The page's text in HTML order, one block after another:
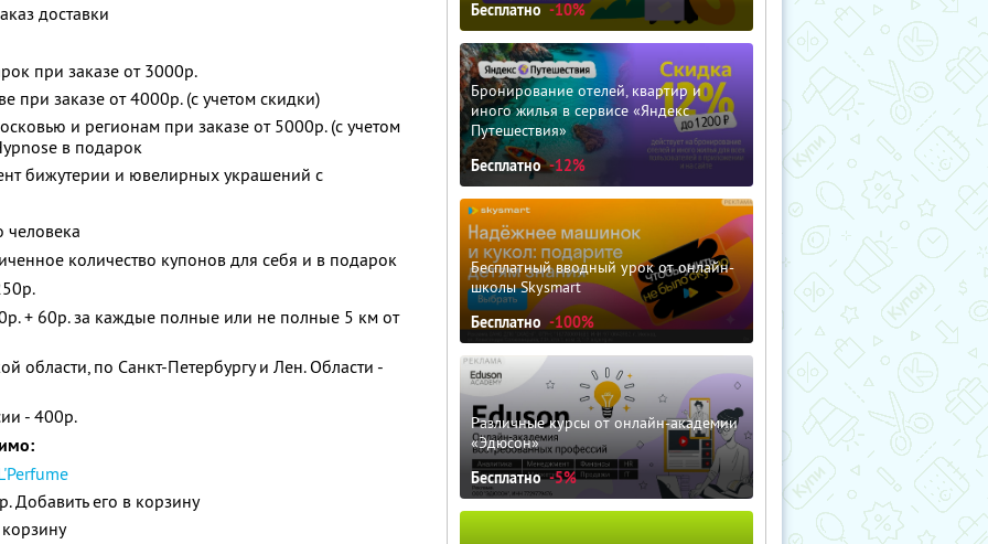
доставки
при заказе от 3000р.
при заказе от 4000р. (с учетом скидки)
и регионам при заказе от 5000р. (с учетом
в подарок
бижутерии и ювелирных украшений с
человека
количество купонов для себя и в подарок
+ 60р. за каждые полные или не полные 5 км от
области, по Санкт-Петербургу и Лен. Области -
- 400р.
Добавить его в корзину
Бесплатно -10%
Бронирование отелей, квартир и
иного жилья в сервисе «Яндекс
Путешествия»
Бесплатно -12%
Бесплатный вводный урок от онлайн-
школы Skysmart
Бесплатно -100%
Различные курсы от онлайн-академии
«Эдюсон»
Бесплатно -5%